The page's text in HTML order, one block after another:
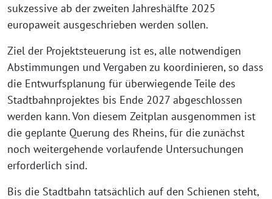
sukzessive ab der zweiten Jahreshälfte 2025
europaweit ausgeschrieben werden sollen.
Ziel der Projektsteuerung ist es, alle notwendigen
Abstimmungen und Vergaben zu koordinieren, so dass
die Entwurfsplanung für überwiegende Teile des
Stadtbahnprojektes bis Ende 2027 abgeschlossen
werden kann. Von diesem Zeitplan ausgenommen ist
die geplante Querung des Rheins, für die zunächst
noch weitergehende vorlaufende Untersuchungen
erforderlich sind.
Bis die Stadtbahn tatsächlich auf den Schienen steht,